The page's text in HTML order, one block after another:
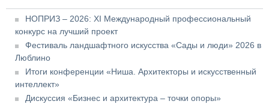
НОПРИЗ – 2026: XI Международный профессиональный
конкурс на лучший проект
Фестиваль ландшафтного искусства «Сады и люди» 2026 в
Люблино
Итоги конференции «Ниша. Архитекторы и искусственный
интеллект»
Дискуссия «Бизнес и архитектура – точки опоры»